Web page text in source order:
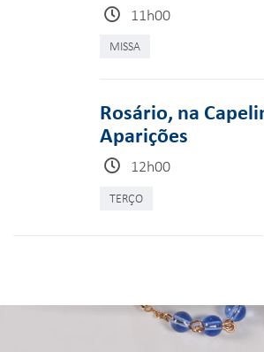
11h00
MISSA
Rosário, na
Aparições
12h00
TERÇO